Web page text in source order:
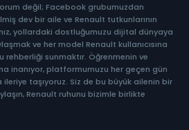
değil; Facebook grubumuzdan
dev bir aile ve Renault tutkunlarının
yollardaki dostluğumuzu dijital dünyaya
ve her model Renault kullanıcısına
sunmaktır. Öğrenmenin ve
inanıyor, platformumuzu her geçen gün
taşıyoruz. Siz de bu büyük ailenin bir
Renault ruhunu bizimle birlikte